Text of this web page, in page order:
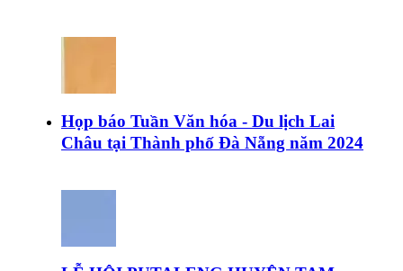
Họp báo Tuần Văn hóa - Du lịch Lai
Châu tại Thành phố Đà Nẵng năm 2024